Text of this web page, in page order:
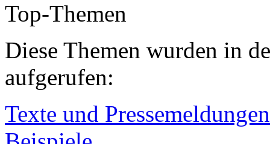
Top-Themen
Diese Themen wurden in
aufgerufen:
Texte und